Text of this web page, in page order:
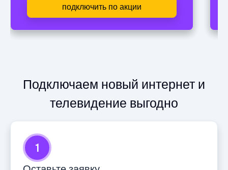
подключить по акции
Подключаем новый интернет и
телевидение выгодно
1